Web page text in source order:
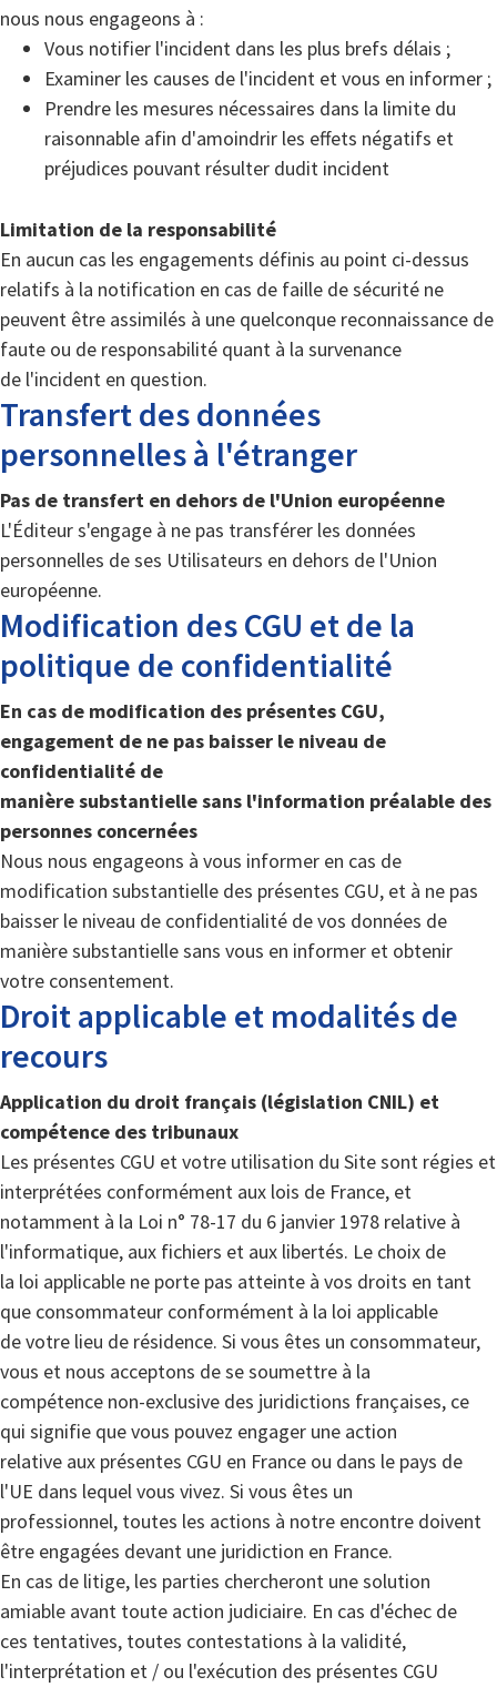
nous nous engageons à :
Vous notifier l'incident dans les plus brefs délais ;
Examiner les causes de l'incident et vous en informer ;
Prendre les mesures nécessaires dans la limite du
raisonnable afin d'amoindrir les effets négatifs et
préjudices pouvant résulter dudit incident
Limitation de la responsabilité
En aucun cas les engagements définis au point ci-dessus
relatifs à la notification en cas de faille de sécurité ne
peuvent être assimilés à une quelconque reconnaissance de
faute ou de responsabilité quant à la survenance
de l'incident en question.
Transfert des données
personnelles à l'étranger
Pas de transfert en dehors de l'Union européenne
L'Éditeur s'engage à ne pas transférer les données
personnelles de ses Utilisateurs en dehors de l'Union
européenne.
Modification des CGU et de la
politique de confidentialité
En cas de modification des présentes CGU,
engagement de ne pas baisser le niveau de
confidentialité de
manière substantielle sans l'information préalable des
personnes concernées
Nous nous engageons à vous informer en cas de
modification substantielle des présentes CGU, et à ne pas
baisser le niveau de confidentialité de vos données de
manière substantielle sans vous en informer et obtenir
votre consentement.
Droit applicable et modalités de
recours
Application du droit français (législation CNIL) et
compétence des tribunaux
Les présentes CGU et votre utilisation du Site sont régies et
interprétées conformément aux lois de France, et
notamment à la Loi n° 78-17 du 6 janvier 1978 relative à
l'informatique, aux fichiers et aux libertés. Le choix de
la loi applicable ne porte pas atteinte à vos droits en tant
que consommateur conformément à la loi applicable
de votre lieu de résidence. Si vous êtes un consommateur,
vous et nous acceptons de se soumettre à la
compétence non-exclusive des juridictions françaises, ce
qui signifie que vous pouvez engager une action
relative aux présentes CGU en France ou dans le pays de
l'UE dans lequel vous vivez. Si vous êtes un
professionnel, toutes les actions à notre encontre doivent
être engagées devant une juridiction en France.
En cas de litige, les parties chercheront une solution
amiable avant toute action judiciaire. En cas d'échec de
ces tentatives, toutes contestations à la validité,
l'interprétation et / ou l'exécution des présentes CGU